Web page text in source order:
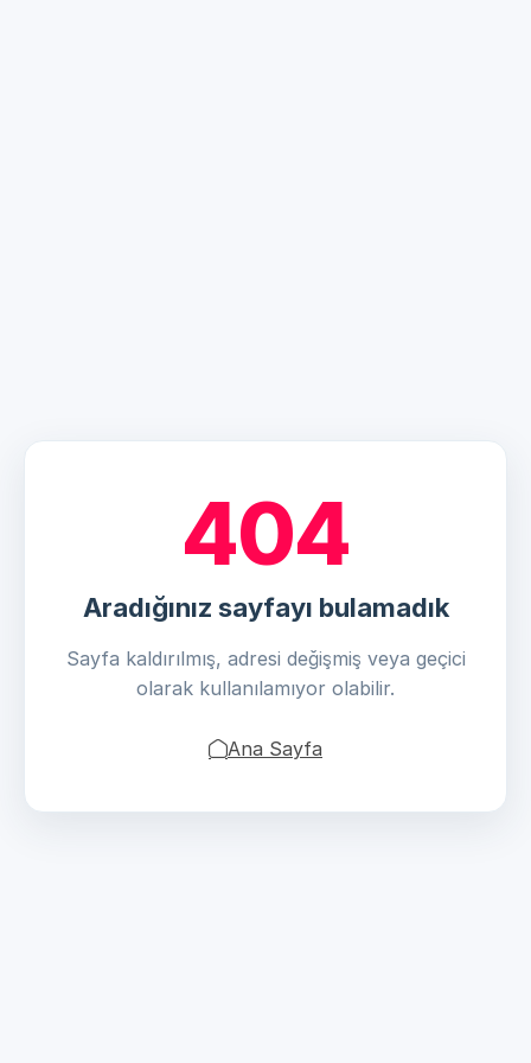
404
Aradığınız sayfayı bulamadık
Sayfa kaldırılmış, adresi değişmiş veya geçici
olarak kullanılamıyor olabilir.
Ana Sayfa